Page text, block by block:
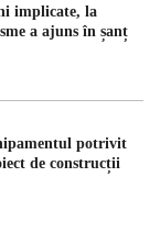
implicate, la
a ajuns în șanț
potrivit
de construcții